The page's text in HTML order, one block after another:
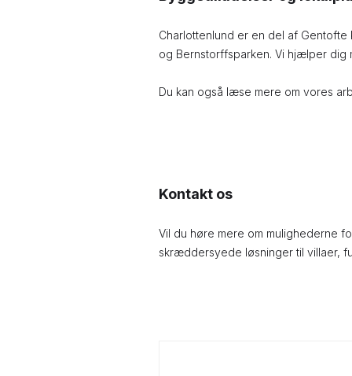
Charlottenlund er en del af
og Bernstorffsparken. Vi hjælper
Du kan også læse mere om vores
Kontakt os
Vil du høre mere om mulighederne
skræddersyede løsninger til villaer,